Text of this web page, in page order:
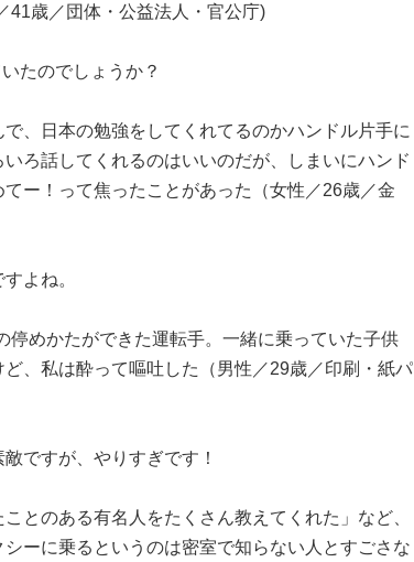
41歳／団体・公益法人・官公庁)
たのでしょうか？
、日本の勉強をしてくれてるのかハンドル片手に
ろ話してくれるのはいいのだが、しまいにハンド
ー！って焦ったことがあった（女性／26歳／金
よね。
停めかたができた運転手。一緒に乗っていた子供
、私は酔って嘔吐した（男性／29歳／印刷・紙パ
ですが、やりすぎです！
とのある有名人をたくさん教えてくれた」など、
ーに乗るというのは密室で知らない人とすごさな